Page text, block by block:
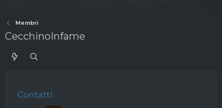
Membri
CecchinoInfame
Contatti